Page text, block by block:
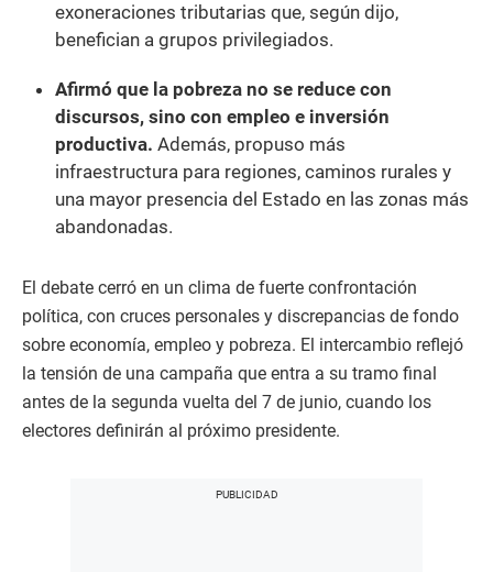
exoneraciones tributarias que, según dijo,
benefician a grupos privilegiados.
Afirmó que la pobreza no se reduce con
discursos, sino con empleo e inversión
productiva. Además, propuso más
infraestructura para regiones, caminos rurales y
una mayor presencia del Estado en las zonas más
abandonadas.
El debate cerró en un clima de fuerte confrontación
política, con cruces personales y discrepancias de fondo
sobre economía, empleo y pobreza. El intercambio reflejó
la tensión de una campaña que entra a su tramo final
antes de la segunda vuelta del 7 de junio, cuando los
electores definirán al próximo presidente.